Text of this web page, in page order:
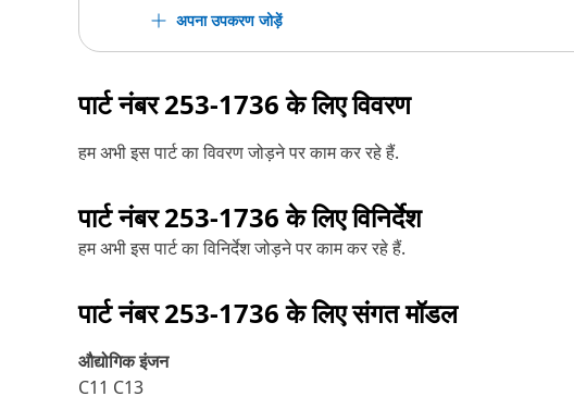
अपना उपकरण जोड़ें
पार्ट नंबर253-1736के लिए विवरण
हम अभी इस पार्ट का विवरण जोड़ने पर काम कर रहे हैं.
पार्ट नंबर253-1736के लिए विनिर्देश
हम अभी इस पार्ट का विनिर्देश जोड़ने पर काम कर रहे हैं.
पार्ट नंबर253-1736के लिए संगत मॉडल
औद्योगिक इंजन
C11 C13